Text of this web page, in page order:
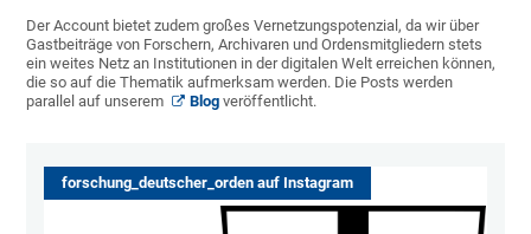
Der Account bietet zudem großes Vernetzungspotenzial, da wir über
Gastbeiträge von Forschern, Archivaren und Ordensmitgliedern stets
ein weites Netz an Institutionen in der digitalen Welt erreichen können,
die so auf die Thematik aufmerksam werden. Die Posts werden
parallel auf unserem
Blogveröffentlicht.
forschung_deutscher_orden auf Instagram